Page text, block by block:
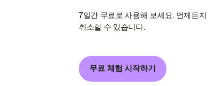
7일간 무료로 사용해 보세요. 언제든지
취소할 수 있습니다.
무료 체험 시작하기